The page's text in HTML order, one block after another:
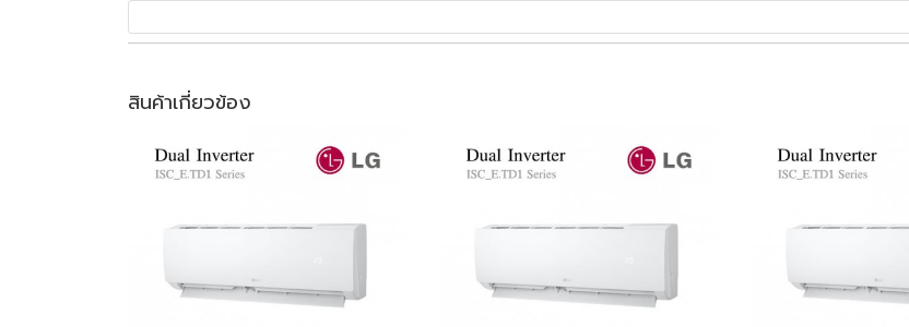
สินค้าเกี่ยวข้อง